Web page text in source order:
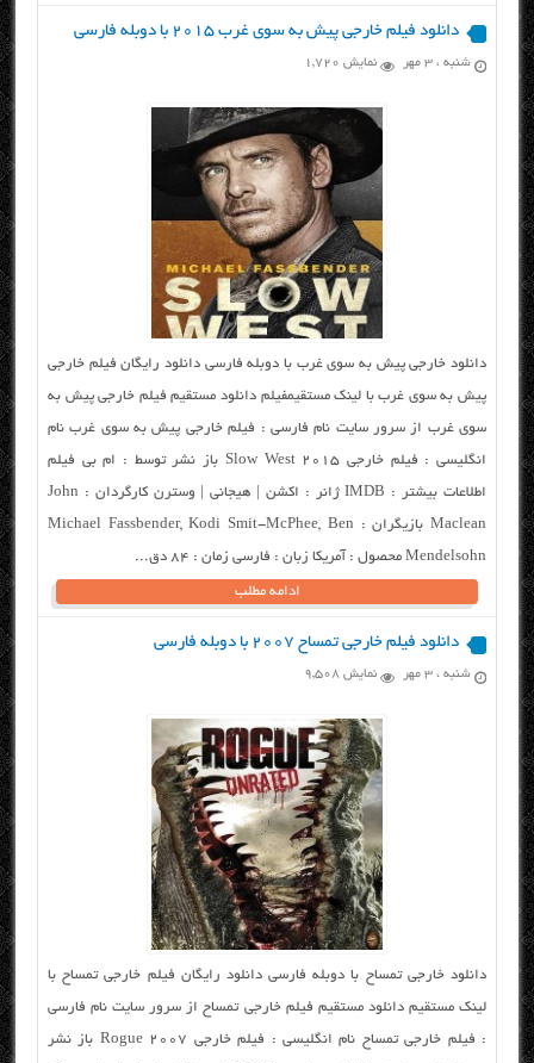
دانلود فیلم خارجی پیش به سوی غرب ۲۰۱۵ با دوبله فارسی
شنبه ، ۳ مهر نمایش 1,720
دانلود خارجی پیش به سوی غرب با دوبله فارسی دانلود رایگان فیلم خارجی
پیش به سوی غرب با لینک مستقیمفیلم دانلود مستقیم فیلم خارجی پیش به
سوی غرب از سرور سایت نام فارسی : فیلم خارجی پیش به سوی غرب نام
انگلیسی : فیلم خارجی Slow West 2015 باز نشر توسط : ام بی فیلم
اطلاعات بیشتر : IMDB ژانر : اکشن | هیجانی | وسترن کارگردان : John
Maclean بازیگران : Michael Fassbender, Kodi Smit-McPhee, Ben
Mendelsohn محصول : آمریکا زبان : فارسی زمان : ۸۴ دق...
ادامه مطلب
دانلود فیلم خارجی تمساح ۲۰۰۷ با دوبله فارسی
شنبه ، ۳ مهر نمایش 9,508
دانلود خارجی تمساح با دوبله فارسی دانلود رایگان فیلم خارجی تمساح با
لینک مستقیم دانلود مستقیم فیلم خارجی تمساح از سرور سایت نام فارسی
: فیلم خارجی تمساح نام انگلیسی : فیلم خارجی Rogue 2007 باز نشر